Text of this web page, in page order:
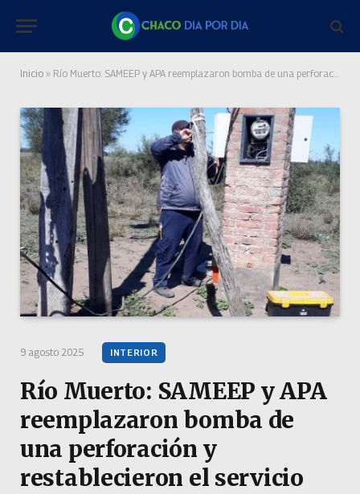
Inicio » Río Muerto: SAMEEP y APA reemplazaron bomba de una perforación y restablecieron el servicio
9 agosto 2025 INTERIOR
Río Muerto: SAMEEP y APA
reemplazaron bomba de
una perforación y
restablecieron el servicio